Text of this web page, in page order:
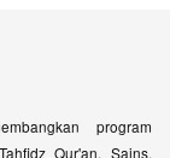
program
Qur'an, Sains,